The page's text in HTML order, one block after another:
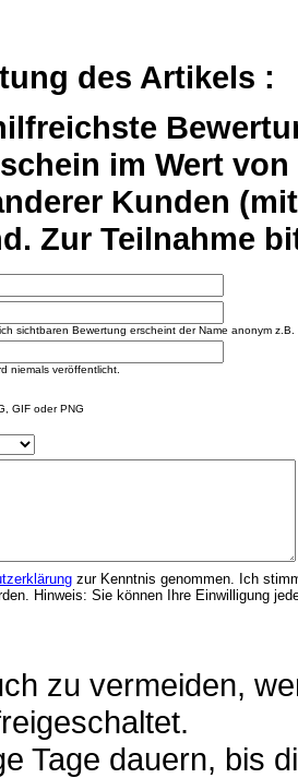
des Artikels :
im Wert
Kunden
Zur Teilnahme
sichtbaren Bewertung erscheint der Name anonym
niemals veröffentlicht.
GIF oder PNG
zur Kenntnis genommen. Ich
Hinweis: Sie können Ihre Einwilligung
zu vermeiden,
Tage dauern, bis